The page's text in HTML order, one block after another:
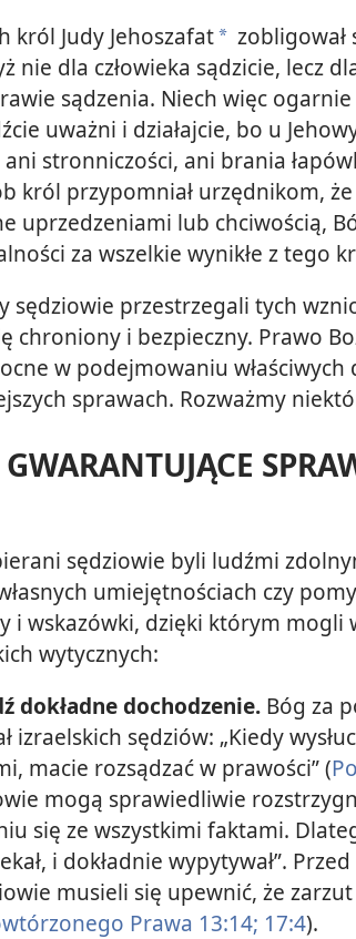
król Judy Jehoszafat* zobligował
nie dla człowieka sądzicie, lecz
sądzenia. Niech więc
uważni i działajcie, bo u
stronniczości, ani brania
król przypomniał urzędnikom,
uprzedzeniami lub chciwością,
za wszelkie wynikłe z tego
sędziowie przestrzegali tych
chroniony i bezpieczny. Prawo
w podejmowaniu właściwych
sprawach. Rozważmy
sędziowie byli ludźmi
umiejętnościach czy
i wskazówki, dzięki którym mogli
wytycznych:
dokładne dochodzenie. Bóg za
izraelskich sędziów: „Kiedy
macie rozsądzać w prawości” (
mogą sprawiedliwie
się ze wszystkimi faktami.
i dokładnie wypytywał”.
musieli się upewnić, że
Prawa 13:14; 17:4).